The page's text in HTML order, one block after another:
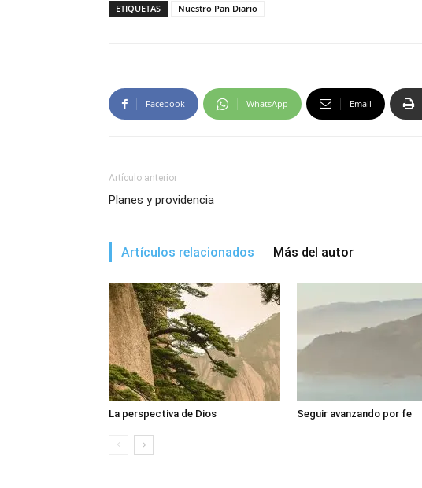
ETIQUETAS
Nuestro Pan Diario
Facebook WhatsApp Email
Artículo anterior
Planes y providencia
Artículos relacionados Más del autor
La perspectiva de Dios Seguir avanzando por fe